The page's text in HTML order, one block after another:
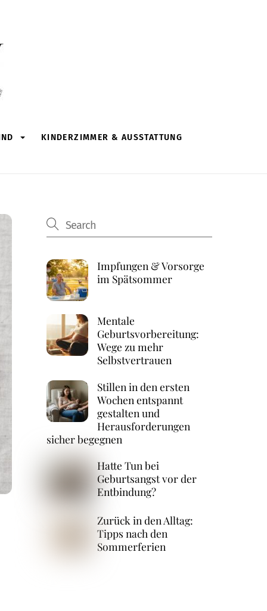
KINDERZIMMER & AUSSTATTUNG
Impfungen & Vorsorge
im Spätsommer
Mentale
Geburtsvorbereitung:
Wege zu mehr
Selbstvertrauen
Stillen in den ersten
Wochen entspannt
gestalten und
Herausforderungen
sicher begegnen
Hatte Tun bei
Geburtsangst vor der
Entbindung?
Zurück in den Alltag:
Tipps nach den
Sommerferien